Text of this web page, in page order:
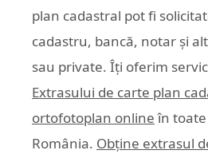
plan cadastral pot fi
cadastru, bancă, notar și
sau private. Îți oferim
Extrasului de carte plan
ortofotoplan online în
România. Obține extrasul